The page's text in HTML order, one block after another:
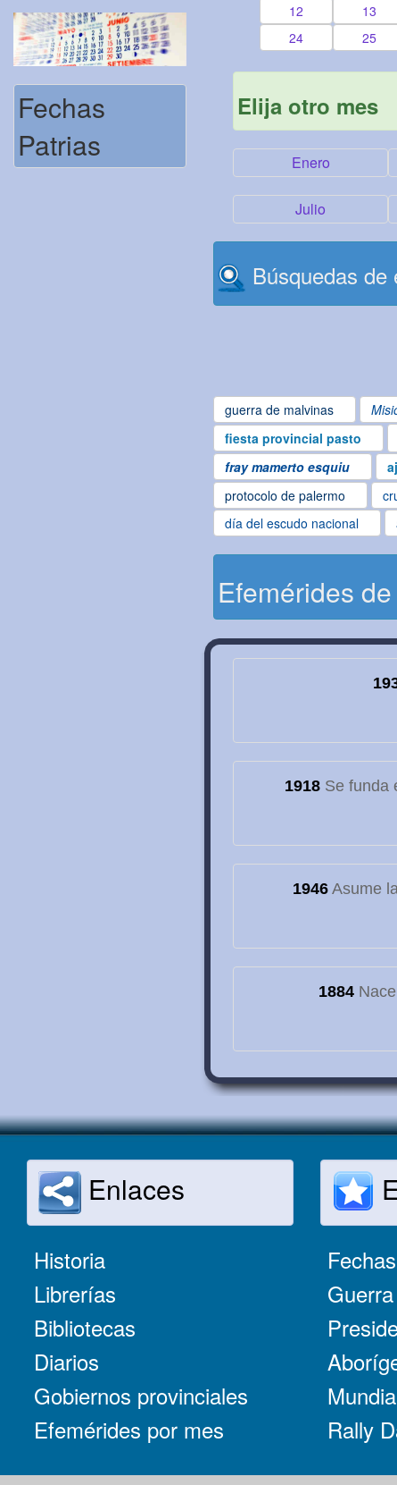
Fechas
Patrias
12
13
24
25
Elija otro mes
Enero
Julio
Búsquedas de
guerra de malvinas
fiesta provincial pasto
fray mamerto esquiu
protocolo de palermo
día del escudo nacional
Efemérides
1918Se funda
1946Asume
1884
Enlaces
Historia
Librerías
Bibliotecas
Diarios
Gobiernos provinciales
Efemérides por mes
Rally